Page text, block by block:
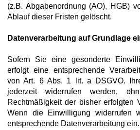
(z.B. Abgabenordnung (AO), HGB)
Ablauf dieser Fristen gelöscht.
Datenverarbeitung auf Grundlage
Sofern Sie eine gesonderte
erfolgt eine entsprechende
von Art. 6 Abs. 1 lit. a DSGVO.
jederzeit widerrufen werden,
Rechtmäßigkeit der bisher erfolgten
Wenn die Einwilligung widerrufen
entsprechende Datenverarbeitung ein.